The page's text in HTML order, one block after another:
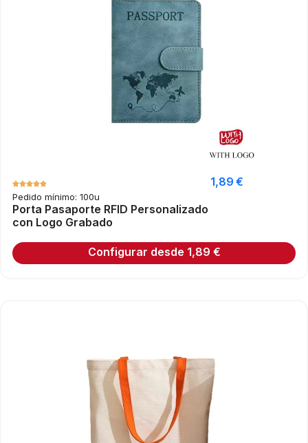
Pedido mínimo: 100u
Porta Pasaporte RFID Personalizado
con Logo Grabado
1,89€
Configurar desde 1,89 €